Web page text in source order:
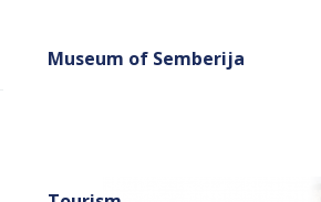
Museum of Semberija